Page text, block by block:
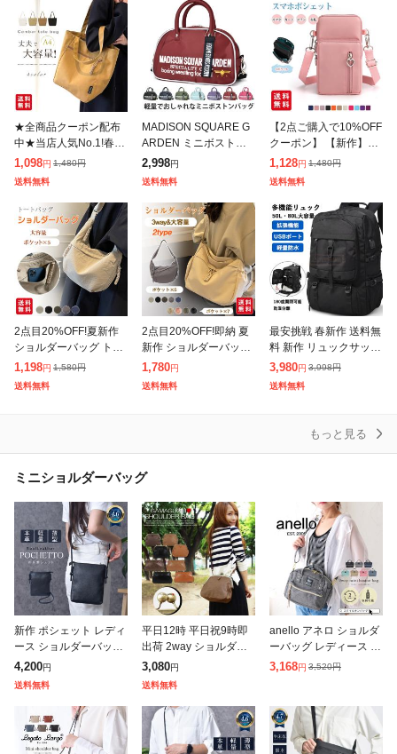
★全商品クーポン配布
中★当店人気No.1!春新
作 キャンバストートバ
ッグ レディース 肩掛け
バッグ かばん カバン
チャック付
1,098円 1,480円
送料無料
MADISON SQUARE G
ARDEN ミニボストン
ショルダー マジソンバ
ック マディソンバッグ
メンズ レディース 斜め
が
2,998円
送料無料
【2点ご購入で10%OFF
クーポン】 【新作】ス
マホケース 財布 スマホ
ポシェット ショルダー
縦型 ポシェット 軽量
レディー
1,128円 1,480円
送料無料
2点目20%OFF!夏新作
ショルダーバッグ トー
トバッグ 鞄 レディース
5ポケット 三日月型 軽
量 斜めがけ 肩掛け 大
1,198円 1,580円
送料無料
2点目20%OFF!即納 夏
新作 ショルダーバッグ
トートバッグ 2type 鞄
レディース 軽量 斜めが
け 肩掛け 大容量 フ
1,780円
送料無料
最安挑戦 春新作 送料無
料 新作 リュックサック
大容量 50L 80L ビジネ
スリュック メンズ バッ
クパック 多機能 軽量
3,980円 3,998円
送料無料
もっと見る
ミニショルダーバッグ
新作 ポシェット レディ
ース ショルダーバッグ
本革 レザー ポーチ 軽
量 小さめ ミニショルダ
ー ファスナー シンプル
4,200円
送料無料
平日12時 平日祝9時即
出荷 2way ショルダー
バッグ レディース かわ
いい レザー 軽い コン
パクト バッグ ショルダ
ー ス
3,080円
送料無料
anello アネロ ショルダ
ーバッグ レディース ミ
ニショルダーバッグ an
3,168円 3,520円